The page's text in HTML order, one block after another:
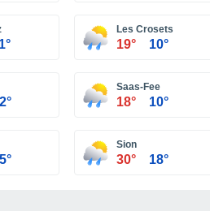
Les Crosets
19° 10°
Saas-Fee
18° 10°
Sion
30° 18°